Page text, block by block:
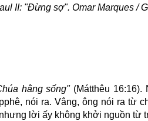
II: "Đừng sợ". Omar Marques /
hằng sống" (Mátthêu
nói ra. Vâng, ông nói ra từ
lời ấy không khởi nguồn từ